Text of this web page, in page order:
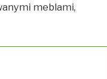
meblami,